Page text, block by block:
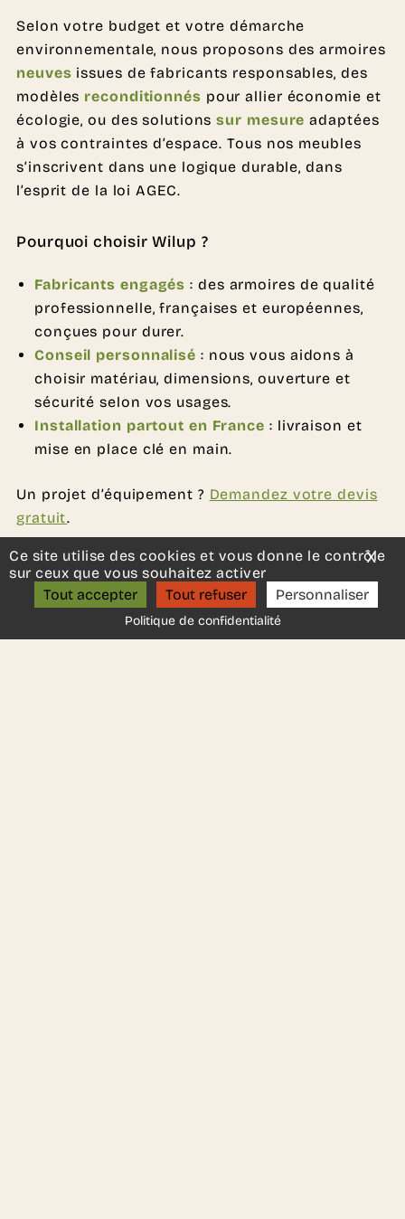
Selon votre budget et votre démarche
environnementale, nous proposons des armoires
neuves issues de fabricants responsables, des
modèles reconditionnés pour allier économie et
écologie, ou des solutionssur mesure adaptées
à vos contraintes d’espace. Tous nos meubles
s’inscrivent dans une logique durable, dans
l’esprit de la loi AGEC.
Pourquoi choisir Wilup ?
Fabricants engagés : des armoires de qualité
professionnelle, françaises et européennes,
conçues pour durer.
Conseil personnalisé : nous vous aidons à
choisir matériau, dimensions, ouverture et
sécurité selon vos usages.
Installation partout en France : livraison et
mise en place clé en main.
Un projet d’équipement ? Demandez votre devis
gratuit.
Ce site utilise des cookies et vous donne le contrôle
sur ceux que vous souhaitez activer
Tout accepter
Tout refuser Personnaliser
Politique de confidentialité
X